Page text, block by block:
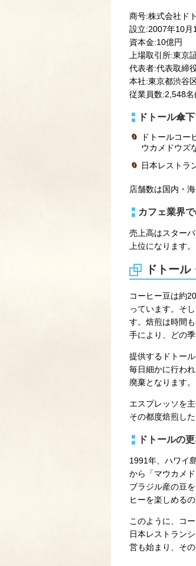
商号:株式会社ド
設立:2007年10月
資本金:10億円
上場取引所:東京
代表者:代表取締
本社:東京都渋谷
従業員数:2,548
ドトール傘
ドトールコ
ウカメドウズ
日本レストラ
店舗数は国内・
カフェ業界
売上高はスター
上位になります。
ドトー
コーヒー豆は約
っています。そ
す。焙煎は時間
手により、どの
提供するドトー
毎日細かに行わ
廃棄となります。
エスプレッソを
その都度焙煎し
ドトールの
1991年、ハワイ
から「マウカメ
ブラジル産の豆
ヒーを楽しめる
このように、コ
日本レストラン
営も始まり、そ